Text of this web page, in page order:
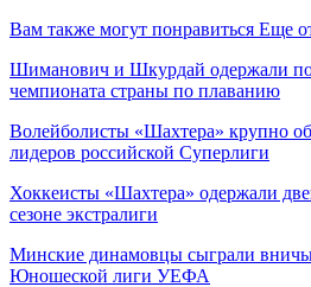
Вам также могут понравиться Еще
Шиманович и Шкурдай одержали
чемпионата страны по плаванию
Волейболисты «Шахтера» крупно
лидеров российской Суперлиги
Хоккеисты «Шахтера» одержали
сезоне экстралиги
Минские динамовцы сыграли
Юношеской лиги УЕФА